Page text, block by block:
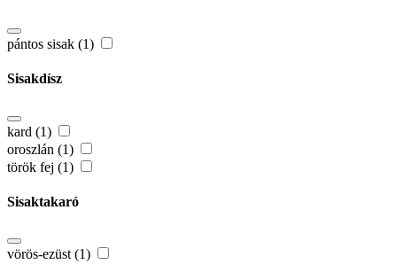
pántos sisak (1)
Sisakdísz
kard (1)
oroszlán (1)
török fej (1)
Sisaktakaró
vörös-ezüst (1)